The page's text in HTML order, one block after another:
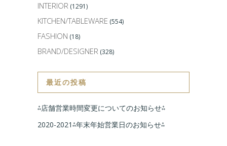
INTERIOR (1291)
KITCHEN/TABLEWARE (554)
FASHION (18)
BRAND/DESIGNER (328)
最近の投稿
⁂店舗営業時間変更についてのお知らせ⁂
2020-2021⁂年末年始営業日のお知らせ⁂